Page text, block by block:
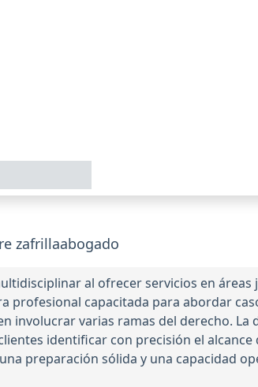
zafrillaabogado
al ofrecer servicios en
capacitada para abordar
involucrar varias ramas del derecho. La
identificar con precisión el
preparación sólida y una capacidad